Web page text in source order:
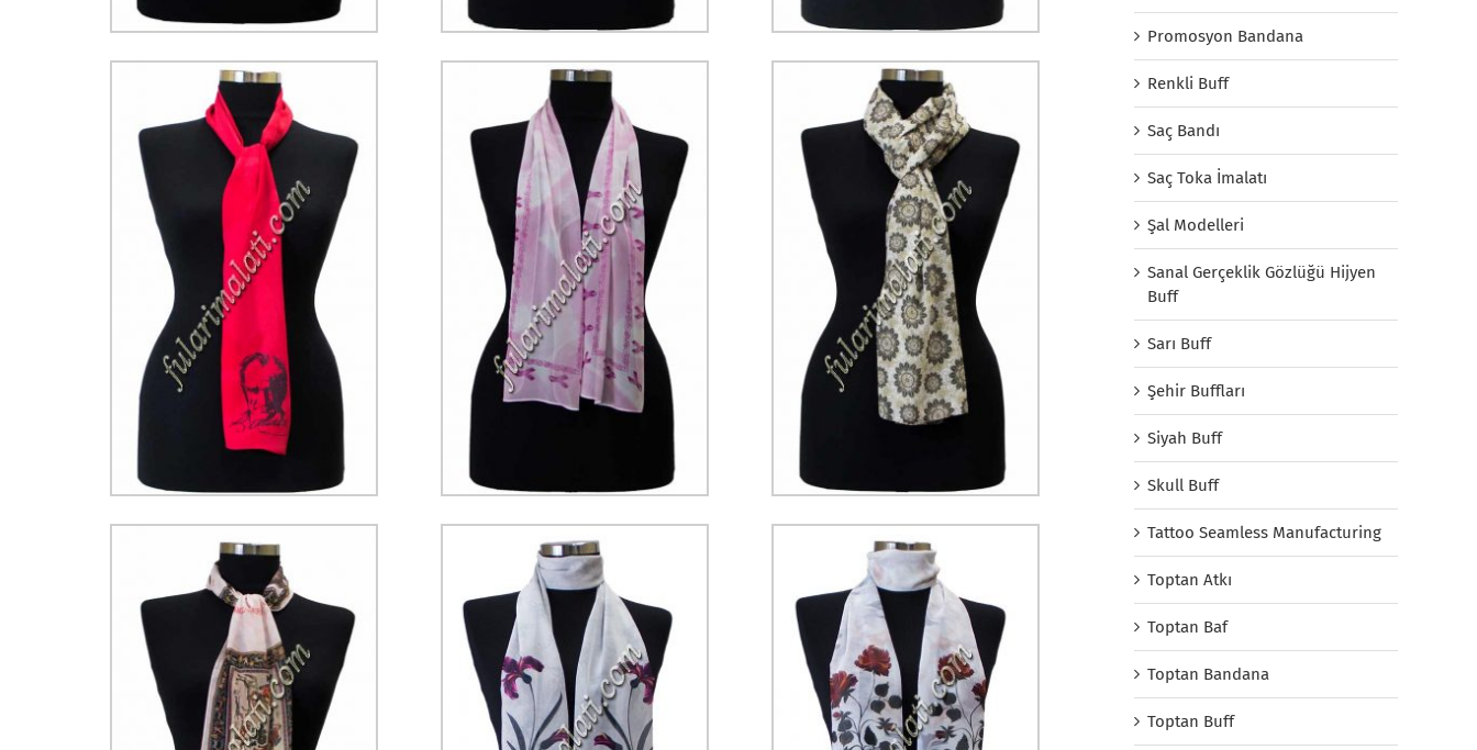
Promosyon Bandana
Renkli Buff
Saç Bandı
Saç Toka İmalatı
Şal Modelleri
Sanal Gerçeklik Gözlüğü Hijyen
Buff
Sarı Buff
Şehir Buffları
Siyah Buff
Skull Buff
Tattoo Seamless Manufacturing
Toptan Atkı
Toptan Baf
Toptan Bandana
Toptan Buff